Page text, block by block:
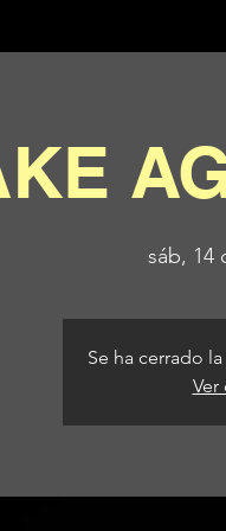
sáb, 14
Se ha cerrado
Ver